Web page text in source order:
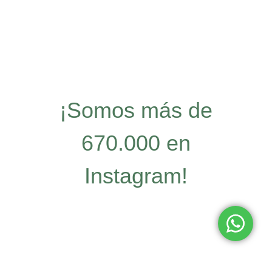
¡Somos más de
670.000 en
Instagram!